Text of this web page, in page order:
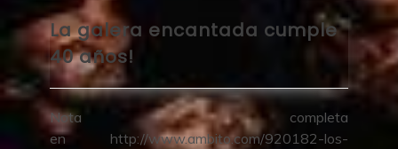
La galera encantada cumple
40 años!
Nota completa
en http://www.ambito.com/920182-los-